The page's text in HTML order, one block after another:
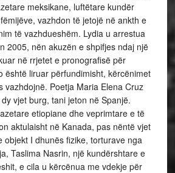
meksikane, luftëtare kundër
vazhdon të jetojë në ankth e
të vazhdueshëm. Lydia u arrestua
2005, nën akuzën e shpifjes ndaj një
në rrjetet e pronografisë për
është liruar përfundimisht, kërcënimet
vazhdojnë. Poetja Maria Elena Cruz
vjet burg, tani jeton në Spanjë.
etiopiane dhe veprimtare e të
aktulaisht në Kanada, pas nëntë vjet
objekt I dhunës fizike, torturave nga
Taslima Nasrin, një kundërshtare e
e cila u kërcënua me vdekje për